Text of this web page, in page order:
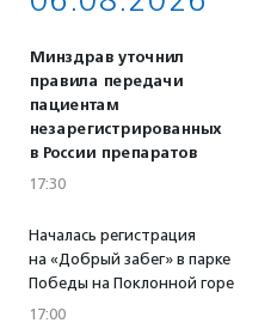
Минздрав уточнил
правила передачи
пациентам
незарегистрированных
в России препаратов
17:30
Началась регистрация
на «Добрый забег» в парке
Победы на Поклонной горе
17:00